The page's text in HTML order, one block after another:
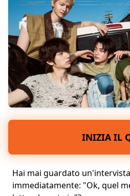
INIZIA IL
Hai mai guardato
immediatamente: "Ok, quel